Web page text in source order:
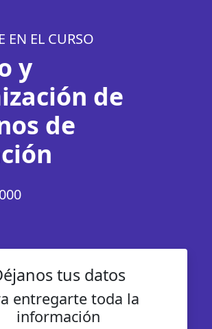
EN EL CURSO
y
de
de
tus datos
entregarte toda la
información